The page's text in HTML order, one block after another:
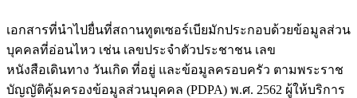
เอกสารที่นำไปยื่นที่สถานทูตเซอร์เบียมักประกอบด้วยข้อมูลส่วน
บุคคลที่อ่อนไหว เช่น เลขประจำตัวประชาชน เลข
หนังสือเดินทาง วันเกิด ที่อยู่ และข้อมูลครอบครัว ตามพระราช
บัญญัติคุ้มครองข้อมูลส่วนบุคคล (PDPA) พ.ศ. 2562 ผู้ให้บริการ